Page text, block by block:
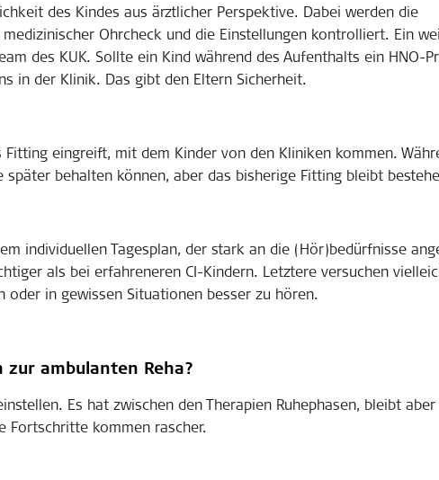
des Kindes aus ärztlicher Perspektive. Dabei werden die
Ohrcheck und die Einstellungen kontrolliert. Ein
des KUK. Sollte ein Kind während des Aufenthalts ein HNO-
in der Klinik. Das gibt den Eltern Sicherheit.
eingreift, mit dem Kinder von den Kliniken kommen.
behalten können, aber das bisherige Fitting bleibt
individuellen Tagesplan, der stark an die (Hör)bedürfnisse
als bei erfahreneren CI-Kindern. Letztere versuchen
oder in gewissen Situationen besser zu hören.
zur ambulanten Reha?
Es hat zwischen den Therapien Ruhephasen, bleibt
Fortschritte kommen rascher.